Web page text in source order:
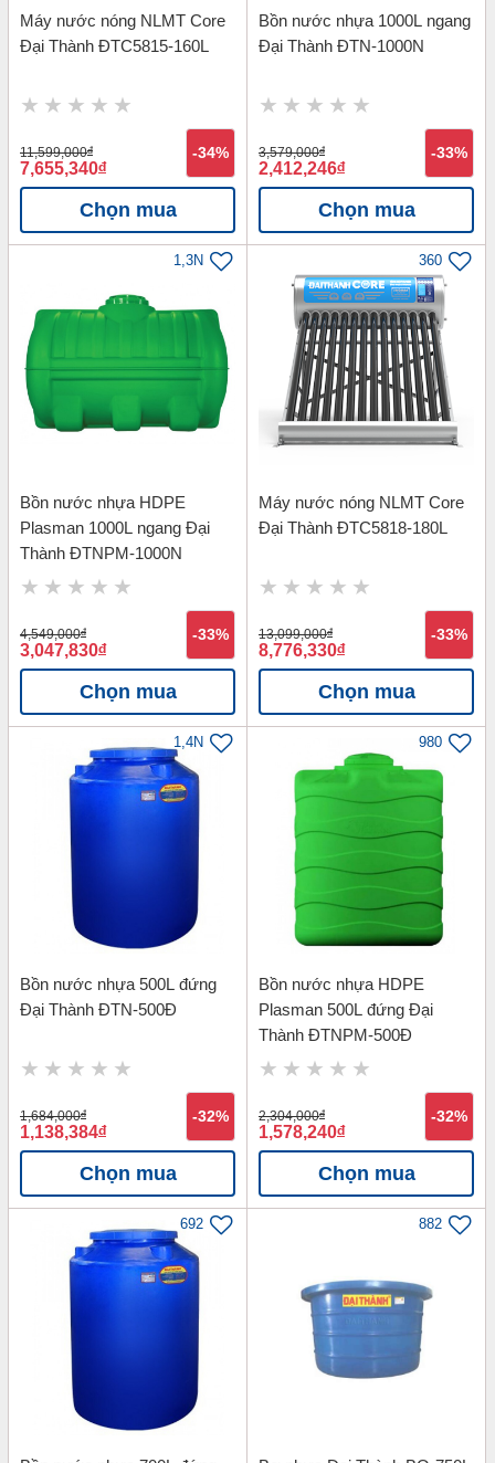
Máy nước nóng NLMT Core
Đại Thành ĐTC5815-160L
11,599,000đ
7,655,340đ
-34%
Chọn mua
Bồn nước nhựa 1000L ngang
Đại Thành ĐTN-1000N
3,579,000đ
2,412,246đ
-33%
Chọn mua
1,3N
Bồn nước nhựa HDPE
Plasman 1000L ngang Đại
Thành ĐTNPM-1000N
4,549,000đ
3,047,830đ
-33%
Chọn mua
360
Máy nước nóng NLMT Core
Đại Thành ĐTC5818-180L
13,099,000đ
8,776,330đ
-33%
Chọn mua
1,4N
Bồn nước nhựa 500L đứng
Đại Thành ĐTN-500Đ
1,684,000đ
1,138,384đ
-32%
Chọn mua
980
Bồn nước nhựa HDPE
Plasman 500L đứng Đại
Thành ĐTNPM-500Đ
2,304,000đ
1,578,240đ
-32%
Chọn mua
692 882